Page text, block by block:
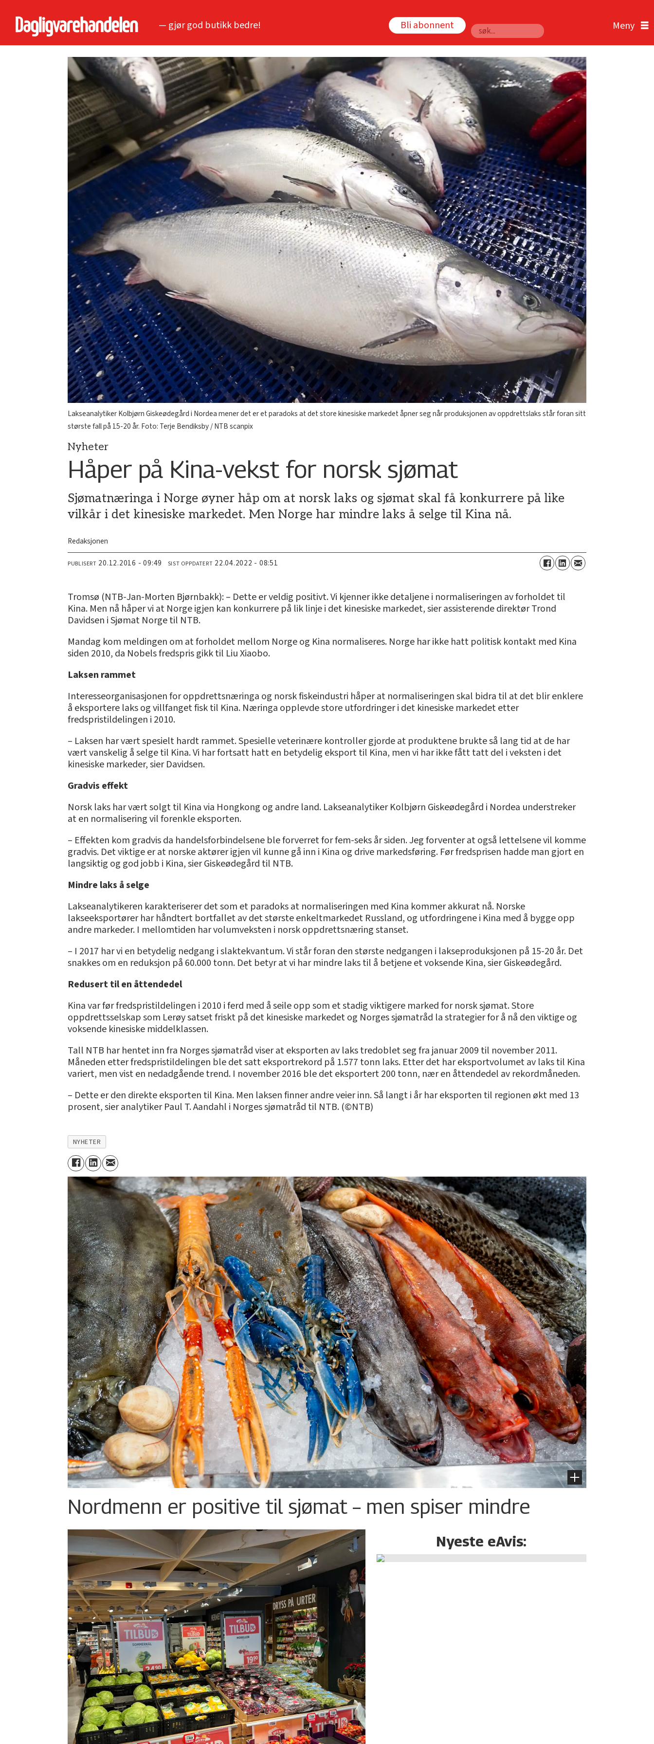
— gjør god butikk bedre! Bli abonnent
Søk
Lakseanalytiker Kolbjørn Giskeødegård i Nordea mener det er et paradoks at det store kinesiske markedet åpner seg når produksjonen av oppdrettslaks står foran sitt
største fall på 15-20 år. Foto: Terje Bendiksby / NTB scanpix
Nyheter
Håper på Kina-vekst for norsk sjømat
Sjømatnæringa i Norge øyner håp om at norsk laks og sjømat skal få konkurrere på like
vilkår i det kinesiske markedet. Men Norge har mindre laks å selge til Kina nå.
Redaksjonen
PUBLISERT 20.12.2016 - 09:49 SIST OPPDATERT 22.04.2022 - 08:51
Tromsø (NTB-Jan-Morten Bjørnbakk): – Dette er veldig positivt. Vi kjenner ikke detaljene i normaliseringen av forholdet til
Kina. Men nå håper vi at Norge igjen kan konkurrere på lik linje i det kinesiske markedet, sier assisterende direktør Trond
Davidsen i Sjømat Norge til NTB.
Mandag kom meldingen om at forholdet mellom Norge og Kina normaliseres. Norge har ikke hatt politisk kontakt med Kina
siden 2010, da Nobels fredspris gikk til Liu Xiaobo.
Laksen rammet
Interesseorganisasjonen for oppdrettsnæringa og norsk fiskeindustri håper at normaliseringen skal bidra til at det blir enklere
å eksportere laks og villfanget fisk til Kina. Næringa opplevde store utfordringer i det kinesiske markedet etter
fredspristildelingen i 2010.
– Laksen har vært spesielt hardt rammet. Spesielle veterinære kontroller gjorde at produktene brukte så lang tid at de har
vært vanskelig å selge til Kina. Vi har fortsatt hatt en betydelig eksport til Kina, men vi har ikke fått tatt del i veksten i det
kinesiske markeder, sier Davidsen.
Gradvis effekt
Norsk laks har vært solgt til Kina via Hongkong og andre land. Lakseanalytiker Kolbjørn Giskeødegård i Nordea understreker
at en normalisering vil forenkle eksporten.
– Effekten kom gradvis da handelsforbindelsene ble forverret for fem-seks år siden. Jeg forventer at også lettelsene vil komme
gradvis. Det viktige er at norske aktører igjen vil kunne gå inn i Kina og drive markedsføring. Før fredsprisen hadde man gjort en
langsiktig og god jobb i Kina, sier Giskeødegård til NTB.
Mindre laks å selge
Lakseanalytikeren karakteriserer det som et paradoks at normaliseringen med Kina kommer akkurat nå. Norske
lakseeksportører har håndtert bortfallet av det største enkeltmarkedet Russland, og utfordringene i Kina med å bygge opp
andre markeder. I mellomtiden har volumveksten i norsk oppdrettsnæring stanset.
– I 2017 har vi en betydelig nedgang i slaktekvantum. Vi står foran den største nedgangen i lakseproduksjonen på 15-20 år. Det
snakkes om en reduksjon på 60.000 tonn. Det betyr at vi har mindre laks til å betjene et voksende Kina, sier Giskeødegård.
Redusert til en åttendedel
Kina var før fredspristildelingen i 2010 i ferd med å seile opp som et stadig viktigere marked for norsk sjømat. Store
oppdrettsselskap som Lerøy satset friskt på det kinesiske markedet og Norges sjømatråd la strategier for å nå den viktige og
voksende kinesiske middelklassen.
Tall NTB har hentet inn fra Norges sjømatråd viser at eksporten av laks tredoblet seg fra januar 2009 til november 2011.
Måneden etter fredspristildelingen ble det satt eksportrekord på 1.577 tonn laks. Etter det har eksportvolumet av laks til Kina
variert, men vist en nedadgående trend. I november 2016 ble det eksportert 200 tonn, nær en åttendedel av rekordmåneden.
– Dette er den direkte eksporten til Kina. Men laksen finner andre veier inn. Så langt i år har eksporten til regionen økt med 13
prosent, sier analytiker Paul T. Aandahl i Norges sjømatråd til NTB. (©NTB)
NYHETER
Nordmenn er positive til sjømat – men spiser mindre
Nyeste eAvis: